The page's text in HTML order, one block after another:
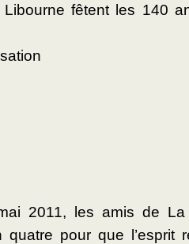
fêtent les 140
2011, les amis de
pour que l’esprit